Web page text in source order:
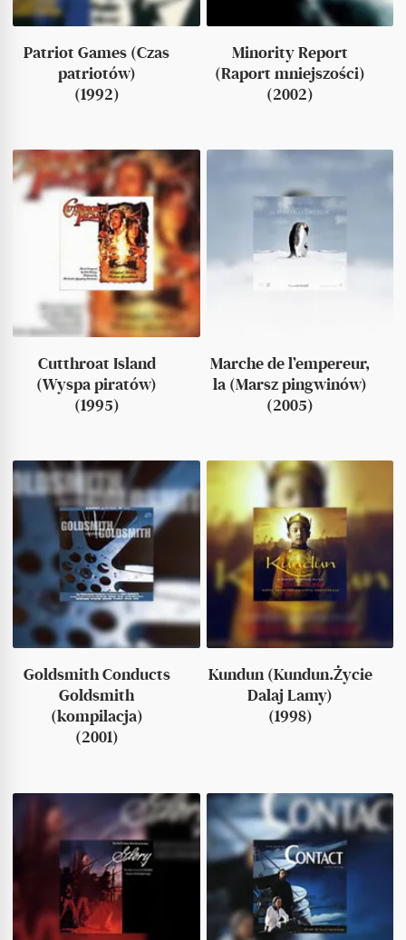
Patriot Games (Czas
patriotów)
(1992)
Minority Report
(Raport mniejszości)
(2002)
Cutthroat Island
(Wyspa piratów)
(1995)
Marche de l’empereur,
la (Marsz pingwinów)
(2005)
Goldsmith Conducts
Goldsmith
(kompilacja)
(2001)
Kundun (Kundun.Życie
Dalaj Lamy)
(1998)